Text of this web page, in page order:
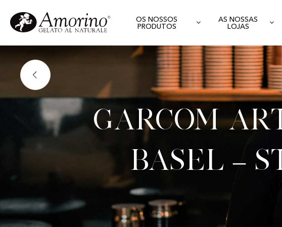
OS NOSSOS
PRODUTOS
AS NOSSAS
LOJAS
Garcom
Basel –